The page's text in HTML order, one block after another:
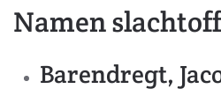
Namen
Barendregt,